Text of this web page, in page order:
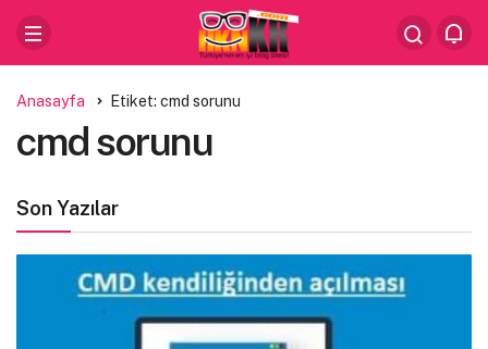
Anasayfa Etiket: cmd sorunu
cmd sorunu
Son Yazılar